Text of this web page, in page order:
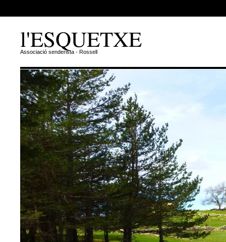
l'ESQUETXE
Associació senderista - Rossell